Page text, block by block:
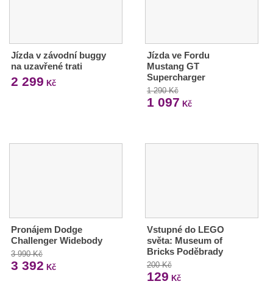
Jízda v závodní buggy
na uzavřené trati
2 299 Kč
Jízda ve Fordu
Mustang GT
Supercharger
1 290 Kč
1 097 Kč
Pronájem Dodge
Challenger Widebody
3 990 Kč
3 392 Kč
Vstupné do LEGO
světa: Museum of
Bricks Poděbrady
200 Kč
129 Kč